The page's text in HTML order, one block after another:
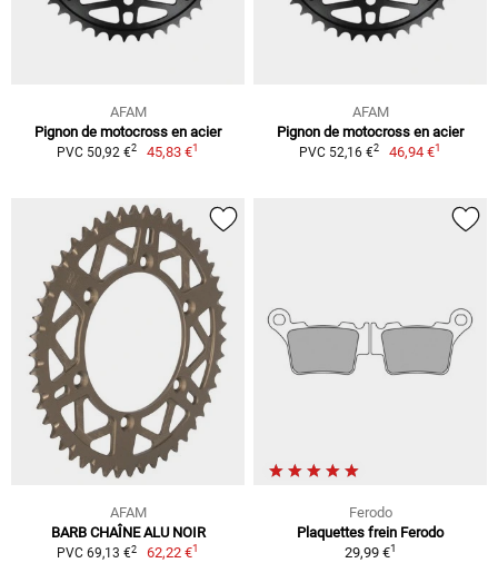
AFAM
Pignon de motocross en acier
PVC 50,92 €2 45,83 €1
AFAM
Pignon de motocross en acier
PVC 52,16 €2 46,94 €1
AFAM
BARB CHAÎNE ALU NOIR
PVC 69,13 €2 62,22 €1
Ferodo
Plaquettes frein Ferodo
29,99 €1